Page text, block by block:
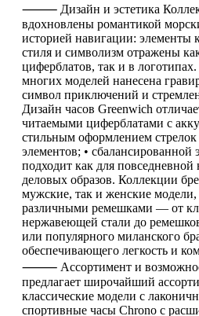
⸻ Дизайн и эстетика
вдохновлены романтикой
историей навигации: элементы
стиля и символизм отражены
циферблатов, так и в
многих моделей нанесена
символ приключений и
Дизайн часов Greenwich
читаемыми циферблатами с
стильным оформлением
элементов; • сбалансированной
подходит как для повседневной
деловых образов. Коллекции
мужские, так и женские
различными ремешками — от
нержавеющей стали до
или популярного миланского
обеспечивающего легкость и
⸻ Ассортимент и
предлагает широчайший
классические модели с
спортивные часы Chrono с